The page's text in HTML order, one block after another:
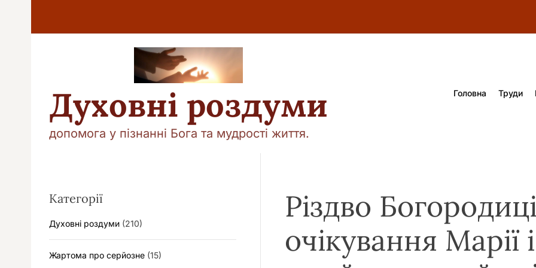
р
Духовні роздуми
допомога у пізнанні Бога та мудрості життя.
Головна Труди
Різдво
очікування Марії
Категорії
Духовні роздуми (210)
Жартома про серйозне (15)